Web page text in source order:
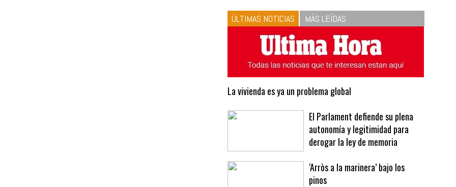
La vivienda es ya un problema global
El Parlament defiende su plena
autonomía y legitimidad para
‘Arròs a la marinera’ bajo los
pinos
Unos ingresos de Champions para